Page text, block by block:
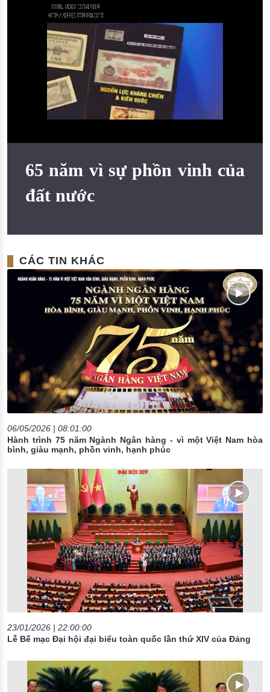
Đào tạo ISO
65 năm vì sự phồn vinh của
đất nước
CÁC TIN KHÁC
06/05/2026 | 08:01:00
Hành trình 75 năm Ngành Ngân hàng - vì một Việt Nam hòa
bình, giàu mạnh, phồn vinh, hạnh phúc
23/01/2026 | 22:00:00
Lễ Bế mạc Đại hội đại biểu toàn quốc lần thứ XIV của Đảng